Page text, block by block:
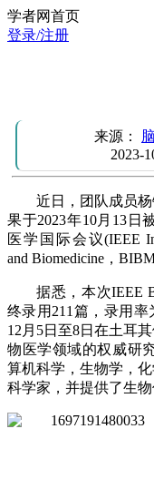
学者网首页
登录/注册
来源：
2023-
近日，团队成员
果于2023年10月13日
医学国际会议(IEEE
and Biomedicine，
据悉，本次IEEE
终录用211篇，录用率
12月5日至8日在土耳
物医学领域的权威研
算机科学，生物学，
科学家，并提供了生